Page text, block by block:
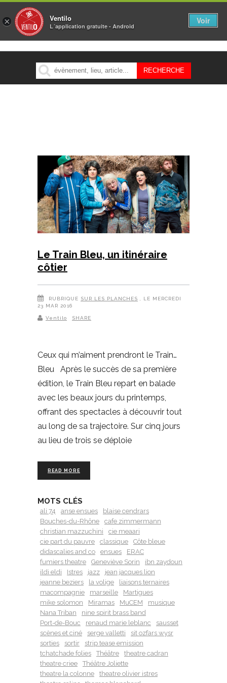
MENU
Le Train Bleu, un itinéraire
côtier
RUBRIQUE SUR LES PLANCHES
, LE MERCREDI
23 MAR 2016
Ventilo SHARE
Ceux qui m’aiment prendront le Train…
Bleu Après le succès de sa première
édition, le Train Bleu repart en balade
avec les beaux jours du printemps,
offrant des spectacles à découvrir tout
au long de sa trajectoire. Sur cinq jours
au lieu de trois se déploie
READ MORE
MOTS CLÉS
ali 74 anse ensues
blaise cendrars
Bouches-du-Rhône
cafe zimmermann
christian mazzuchini
cie meaari
cie part du pauvre
classique
Côte bleue
didascalies and co
ensues
ERAC
fumiers theatre
Geneviève Sorin
ibn zaydoun
ildi eldi
Istres jazz
jean jacques lion
jeanne beziers
la volige
liaisons ternaires
macompagnie
marseille
Martigues
mike solomon
Miramas MuCEM
musique
Nana Triban
nine spirit brass band
Port-de-Bouc
renaud marie leblanc
sausset
scènes et ciné
serge valletti
sit ozfars wysr
sorties
sortir
strip tease emission
tchatchade folies
Théâtre
theatre cadran
theatre criee
Théâtre Joliette
theatre la colonne
theatre olivier istres
× Ventilo
L´application gratuite - Android
Voir